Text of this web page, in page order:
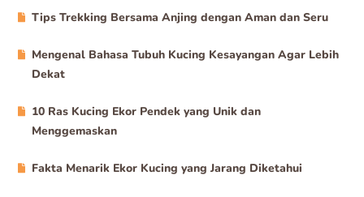
Tips Trekking Bersama Anjing dengan Aman dan Seru
Mengenal Bahasa Tubuh Kucing Kesayangan Agar Lebih
Dekat
10 Ras Kucing Ekor Pendek yang Unik dan
Menggemaskan
Fakta Menarik Ekor Kucing yang Jarang Diketahui